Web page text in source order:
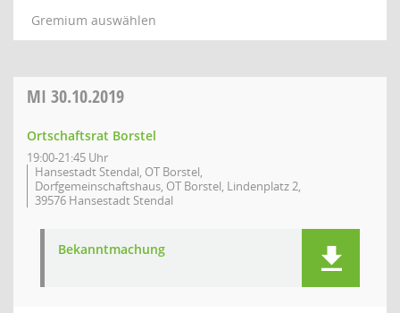
Gremium auswählen
MI 30.10.2019
Ortschaftsrat Borstel
19:00-21:45 Uhr
Hansestadt Stendal, OT Borstel,
Dorfgemeinschaftshaus, OT Borstel, Lindenplatz 2,
39576 Hansestadt Stendal
Bekanntmachung